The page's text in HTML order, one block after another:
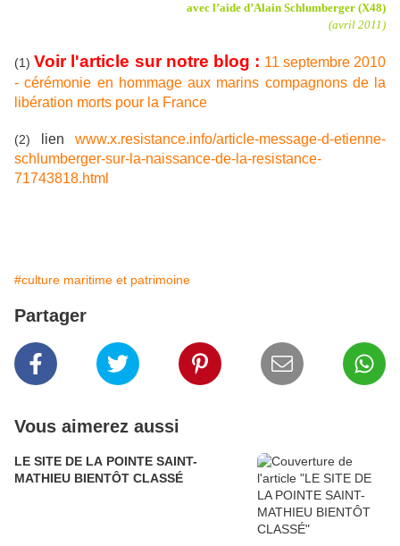
avec l’aide d’Alain Schlumberger (X48)
(avril 2011)
(1) Voir l'article sur notre blog : 11 septembre 2010
- cérémonie en hommage aux marins compagnons de la
libération morts pour la France
(2) lien www.x.resistance.info/article-message-d-etienne-
schlumberger-sur-la-naissance-de-la-resistance-
71743818.html
#culture maritime et patrimoine
Partager
Vous aimerez aussi
LE SITE DE LA POINTE SAINT-
MATHIEU BIENTÔT CLASSÉ